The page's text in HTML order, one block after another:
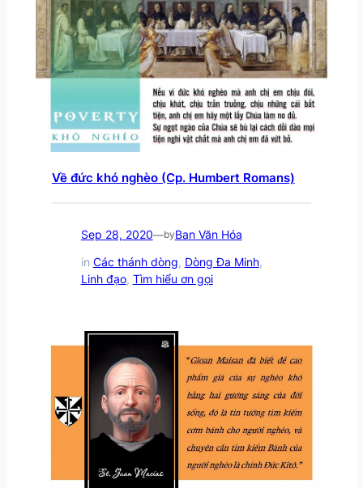
Về đức khó nghèo (Cp. Humbert Romans)
Sep 28, 2020—byBan Văn Hóa
in Các thánh dòng, Dòng Đa Minh
Linh đạo, Tìm hiểu ơn gọi